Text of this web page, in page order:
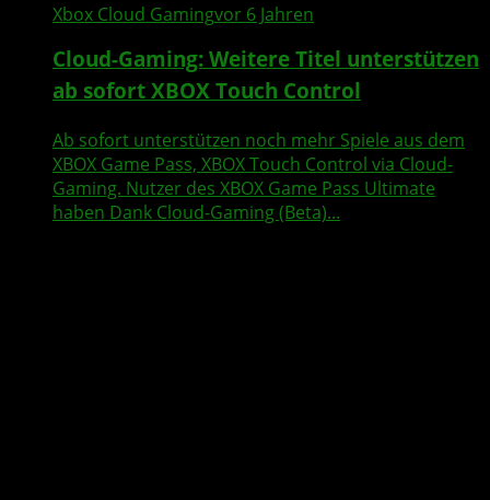
Xbox Cloud Gamingvor 6 Jahren
Cloud-Gaming: Weitere Titel unterstützen
ab sofort XBOX Touch Control
Ab sofort unterstützen noch mehr Spiele aus dem
XBOX Game Pass, XBOX Touch Control via Cloud-
Gaming. Nutzer des XBOX Game Pass Ultimate
haben Dank Cloud-Gaming (Beta)...